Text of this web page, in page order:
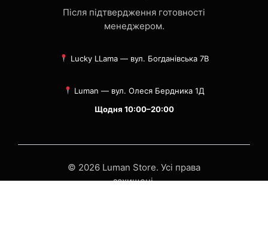
Після підтвердження готовності
менеджером.
Lucky LLama — вул. Богданівська 7В
Luman — вул. Олеся Бердника 1Д
Щодня 10:00–20:00
© 2026 Luman Store. Усі права
захищені.